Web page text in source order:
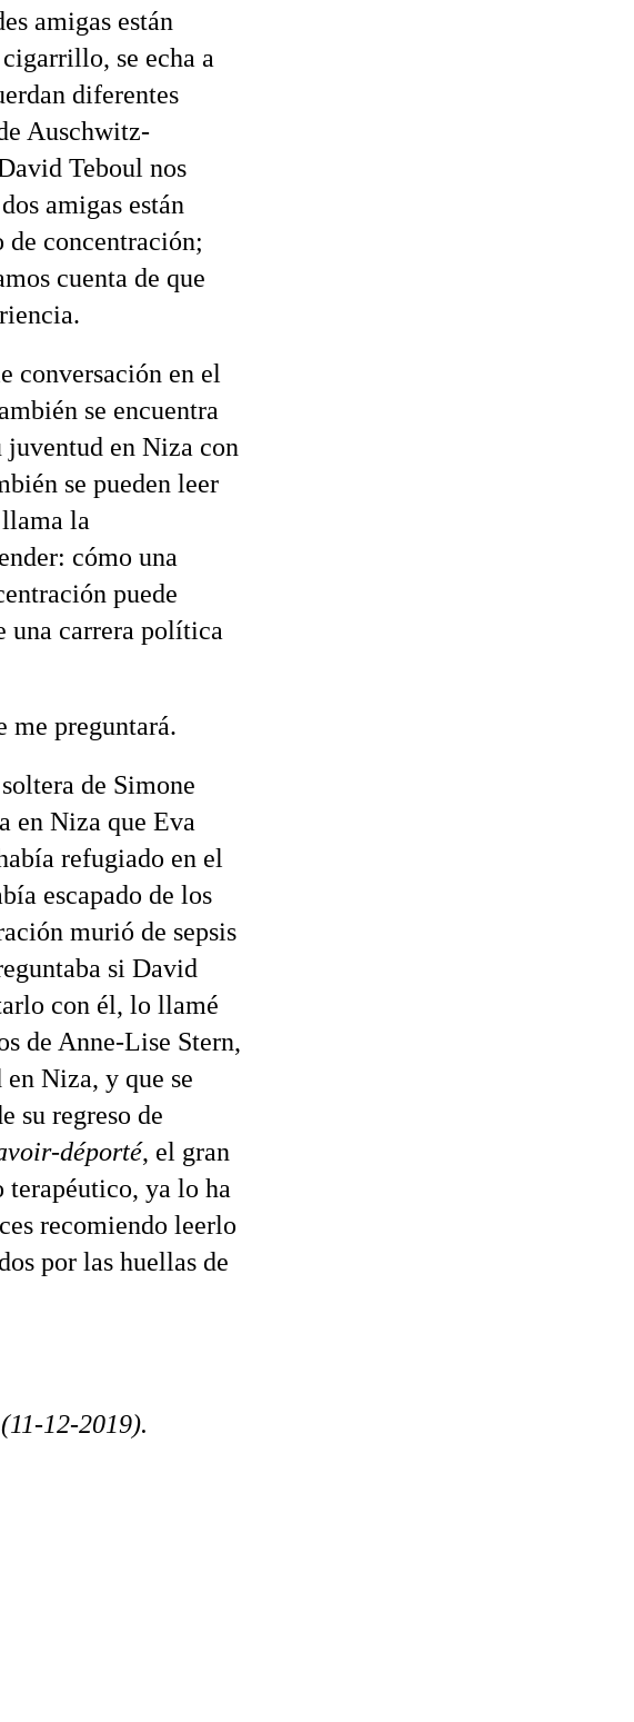
amigas están
se echa a
diferentes
Auschwitz-
Teboul nos
amigas están
concentración;
cuenta de que
conversación en el
se encuentra
en Niza con
se pueden leer
la
cómo una
puede
una carrera política
me preguntará.
de Simone
en Niza que Eva
refugiado en el
escapado de los
murió de sepsis
si David
con él, lo llamé
de Anne-Lise Stern,
Niza, y que se
su regreso de
déporté, el gran
ya lo ha
recomiendo leerlo
por las huellas de
12-2019).